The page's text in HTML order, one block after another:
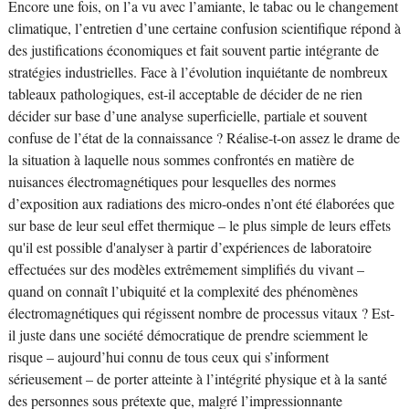
Encore une fois, on l’a vu avec l’amiante, le tabac ou le changement
climatique, l’entretien d’une certaine confusion scientifique répond à
des justifications économiques et fait souvent partie intégrante de
stratégies industrielles. Face à l’évolution inquiétante de nombreux
tableaux pathologiques, est-il acceptable de décider de ne rien
décider sur base d’une analyse superficielle, partiale et souvent
confuse de l’état de la connaissance ? Réalise-t-on assez le drame de
la situation à laquelle nous sommes confrontés en matière de
nuisances électromagnétiques pour lesquelles des normes
d’exposition aux radiations des micro-ondes n’ont été élaborées que
sur base de leur seul effet thermique – le plus simple de leurs effets
qu'il est possible d'analyser à partir d’expériences de laboratoire
effectuées sur des modèles extrêmement simplifiés du vivant –
quand on connaît l’ubiquité et la complexité des phénomènes
électromagnétiques qui régissent nombre de processus vitaux ? Est-
il juste dans une société démocratique de prendre sciemment le
risque – aujourd’hui connu de tous ceux qui s’informent
sérieusement – de porter atteinte à l’intégrité physique et à la santé
des personnes sous prétexte que, malgré l’impressionnante